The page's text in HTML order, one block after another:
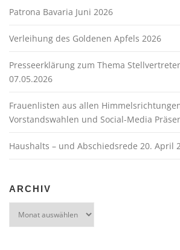
Patrona Bavaria Juni 2026
Verleihung des Goldenen Apfels 2026
Presseerklärung zum Thema
07.05.2026
Frauenlisten aus allen
Vorstandswahlen und Social-Media
Haushalts – und Abschiedsrede 20. April
ARCHIV